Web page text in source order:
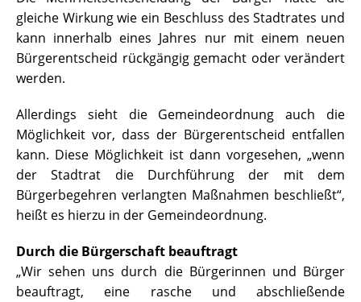
gleiche Wirkung wie ein Beschluss des Stadtrates und
kann innerhalb eines Jahres nur mit einem neuen
Bürgerentscheid rückgängig gemacht oder verändert
werden.
Allerdings sieht die Gemeindeordnung auch die
Möglichkeit vor, dass der Bürgerentscheid entfallen
kann. Diese Möglichkeit ist dann vorgesehen, „wenn
der Stadtrat die Durchführung der mit dem
Bürgerbegehren verlangten Maßnahmen beschließt“,
heißt es hierzu in der Gemeindeordnung.
Durch die Bürgerschaft beauftragt
„Wir sehen uns durch die Bürgerinnen und Bürger
beauftragt, eine rasche und abschließende